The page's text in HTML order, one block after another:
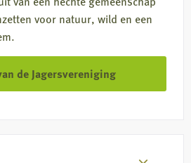
voor natuur, wild en een
de Jagersvereniging